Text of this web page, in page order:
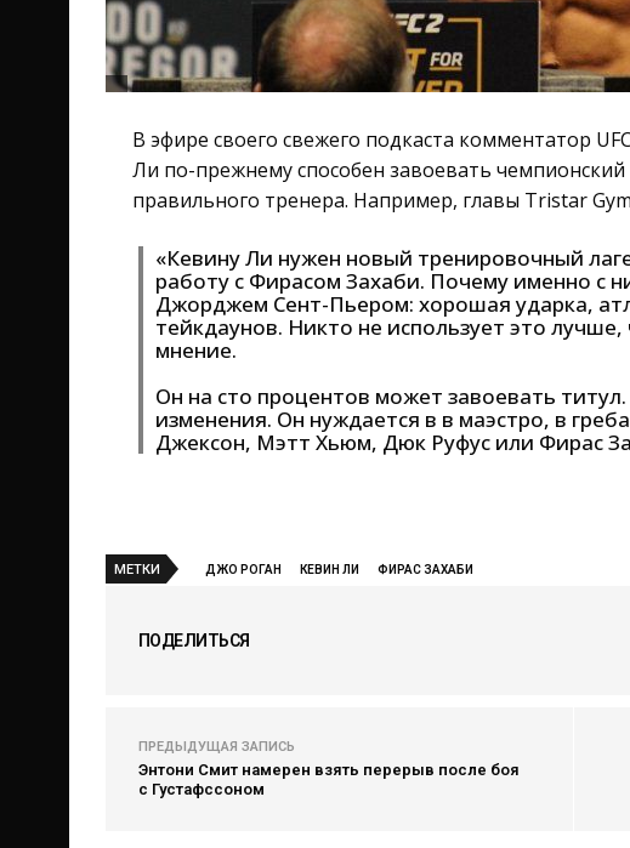
В эфире своего свежего подкаста комментатор
Ли по-прежнему способен завоевать
правильного тренера. Например, главы Tristar
«Кевину Ли нужен новый тренировочный
работу с Фирасом Захаби. Почему именно с
Джорджем Сент-Пьером: хорошая ударка,
тейкдаунов. Никто не использует это
мнение.
Он на сто процентов может завоевать
изменения. Он нуждается в в маэстро, в
Джексон, Мэтт Хьюм, Дюк Руфус или Фирас
МЕТКИ ДЖО РОГАН КЕВИН ЛИ ФИРАС ЗАХАБИ
ПОДЕЛИТЬСЯ
ПРЕДЫДУЩАЯ ЗАПИСЬ
Энтони Смит намерен взять перерыв после боя
с Густафссоном